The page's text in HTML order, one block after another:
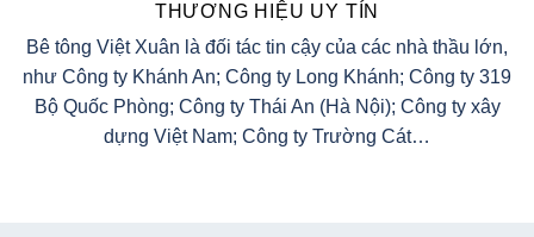
THƯƠNG HIỆU UY TÍN
Bê tông Việt Xuân là đối tác tin cậy của các nhà thầu lớn,
như Công ty Khánh An; Công ty Long Khánh; Công ty 319
Bộ Quốc Phòng; Công ty Thái An (Hà Nội); Công ty xây
dựng Việt Nam; Công ty Trường Cát…